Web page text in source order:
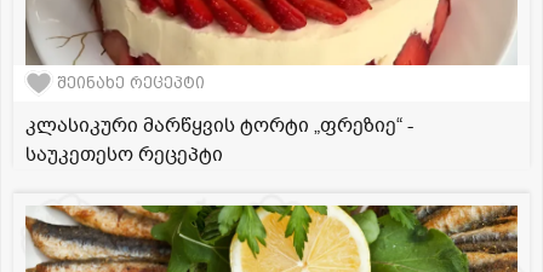
შეინახე რეცეპტი
კლასიკური მარწყვის ტორტი „ფრეზიე“ -
საუკეთესო რეცეპტი